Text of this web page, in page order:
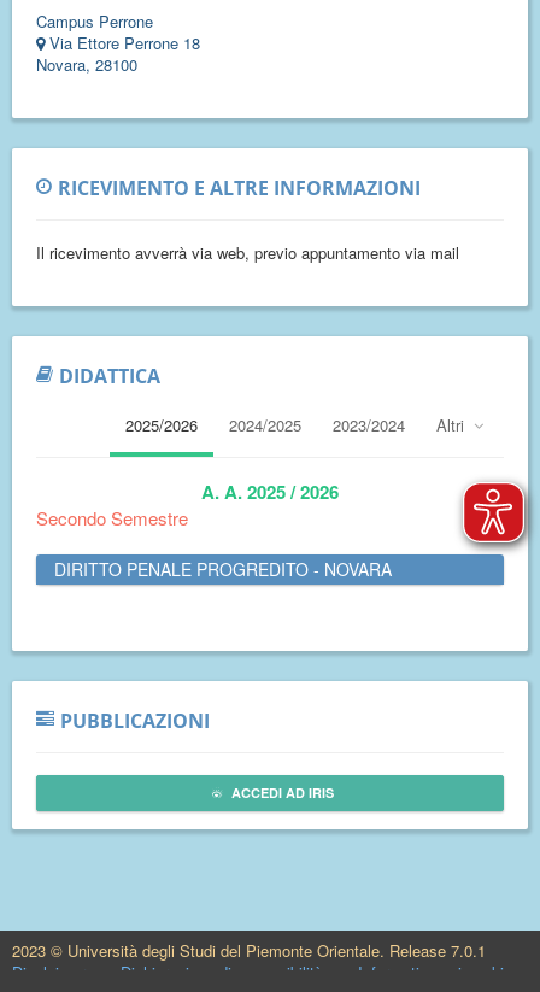
Campus Perrone
Via Ettore Perrone 18
Novara, 28100
RICEVIMENTO E ALTRE INFORMAZIONI
Il ricevimento avverrà via web, previo appuntamento via mail
DIDATTICA
2025/2026 2024/2025 2023/2024 Altri
A. A. 2025 / 2026
Secondo Semestre
DIRITTO PENALE PROGREDITO - NOVARA
PUBBLICAZIONI
ACCEDI AD IRIS
2023 © Università degli Studi del Piemonte Orientale. Release 7.0.1
Disclaimer
Dichiarazione di accessibilità
Informativa sui cookie